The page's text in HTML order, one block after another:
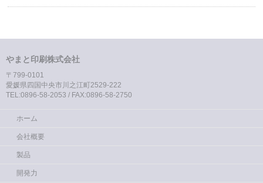
やまと印刷株式会社
〒799-0101
愛媛県四国中央市川之江町2529-222
TEL:0896-58-2053 / FAX:0896-58-2750
ホーム
会社概要
製品
開発力